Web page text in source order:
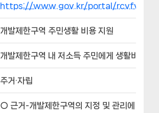
https://www.gov.kr/portal/
개발제한구역 주민생활 비용 지원
개발제한구역 내 저소득 주민에게 생활비용
주거·자립
○ 근거-개발제한구역의 지정 및 관리에 관한